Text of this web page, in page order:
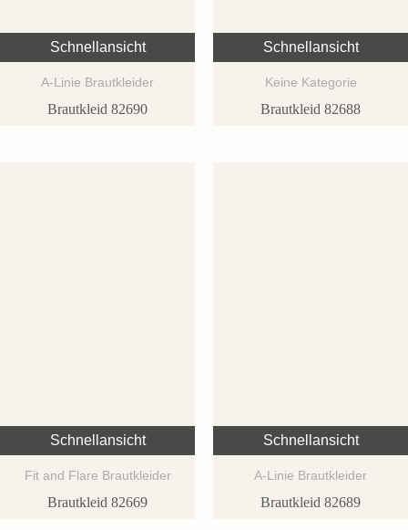
Schnellansicht
A-Linie Brautkleider
Brautkleid 82690
Schnellansicht
Keine Kategorie
Brautkleid 82688
Schnellansicht
Fit and Flare Brautkleider
Brautkleid 82669
Schnellansicht
A-Linie Brautkleider
Brautkleid 82689